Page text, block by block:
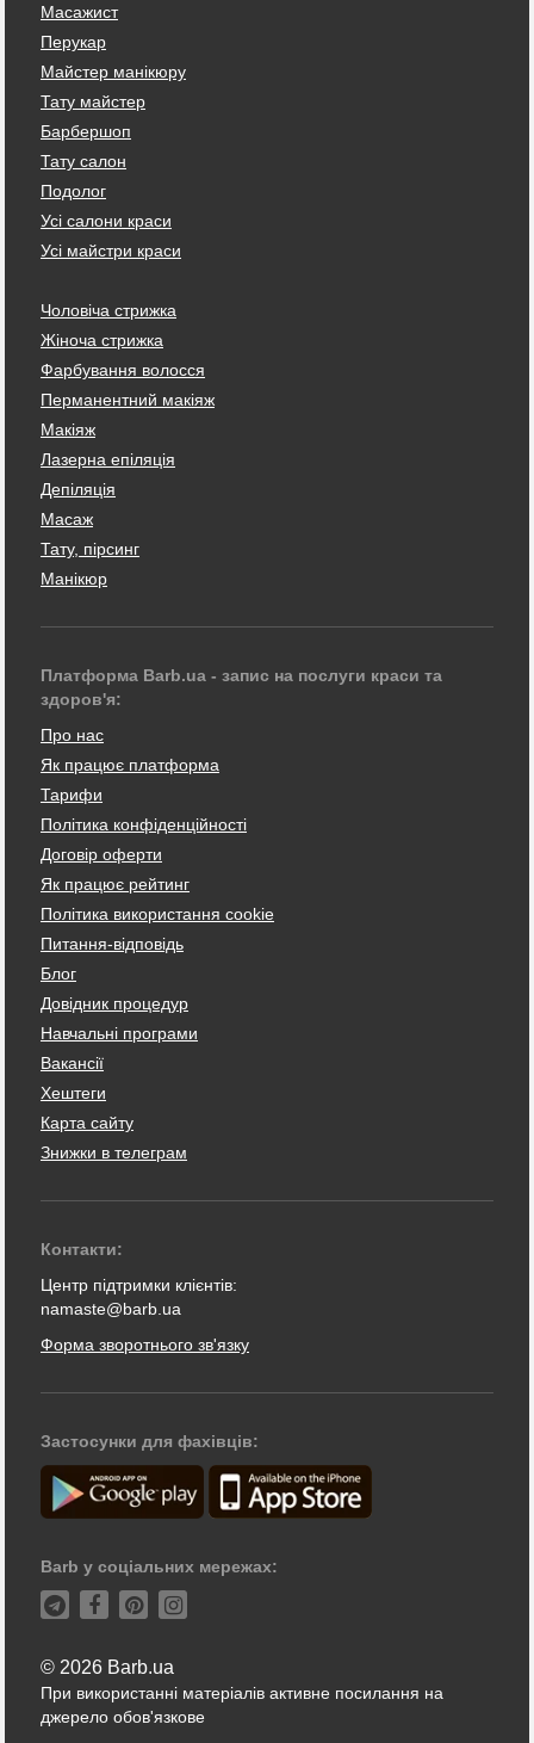
Масажист
Перукар
Майстер манікюру
Тату майстер
Барбершоп
Тату салон
Подолог
Усі салони краси
Усі майстри краси
Чоловіча стрижка
Жіноча стрижка
Фарбування волосся
Перманентний макіяж
Макіяж
Лазерна епіляція
Депіляція
Масаж
Тату, пірсинг
Манікюр
Платформа Barb.ua - запис на послуги краси та
здоров'я:
Про нас
Як працює платформа
Тарифи
Політика конфіденційності
Договір оферти
Як працює рейтинг
Політика використання cookie
Питання-відповідь
Блог
Довідник процедур
Навчальні програми
Вакансії
Хештеги
Карта сайту
Знижки в телеграм
Контакти:
Центр підтримки клієнтів:
namaste@barb.ua
Форма зворотнього зв'язку
Застосунки для фахівців:
Barb у соціальних мережах:
© 2026 Barb.ua
При використанні матеріалів активне посилання на
джерело обов'язкове